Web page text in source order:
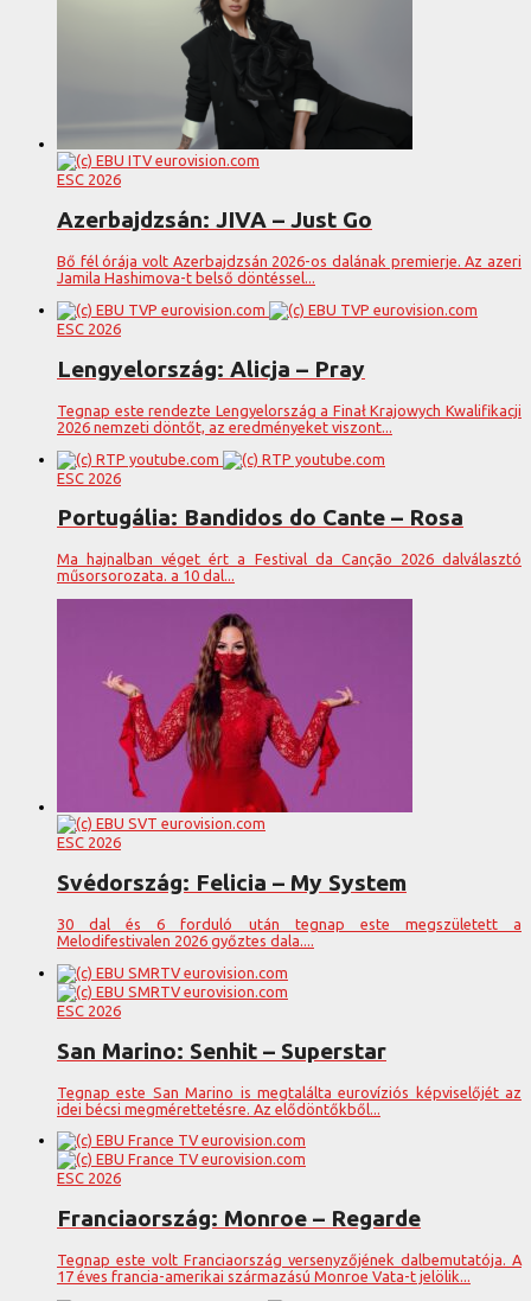
ESC 2026
Azerbajdzsán: JIVA – Just Go
Bő fél órája volt Azerbajdzsán 2026-os dalának premierje. Az azeri
Jamila Hashimova-t belső döntéssel...
ESC 2026
Lengyelország: Alicja – Pray
Tegnap este rendezte Lengyelország a Finał Krajowych Kwalifikacji
2026 nemzeti döntőt, az eredményeket viszont...
ESC 2026
Portugália: Bandidos do Cante – Rosa
Ma hajnalban véget ért a Festival da Canção 2026 dalválasztó
műsorsorozata. a 10 dal...
ESC 2026
Svédország: Felicia – My System
30 dal és 6 forduló után tegnap este megszületett a
Melodifestivalen 2026 győztes dala....
ESC 2026
San Marino: Senhit – Superstar
Tegnap este San Marino is megtalálta eurovíziós képviselőjét az
idei bécsi megmérettetésre. Az elődöntőkből...
ESC 2026
Franciaország: Monroe – Regarde
Tegnap este volt Franciaország versenyzőjének dalbemutatója. A
17 éves francia-amerikai származású Monroe Vata-t jelölik...